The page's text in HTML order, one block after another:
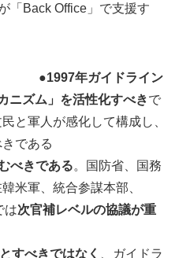
「Back Office」で支援す
●1997年ガイドライン
ニズム」を活性化すべきで
と軍人が感化して構成し、
である
べきである。国防省、国務
米軍、統合参謀本部、
は次官補レベルの協議が重
すべきではなく
、ガイドラ